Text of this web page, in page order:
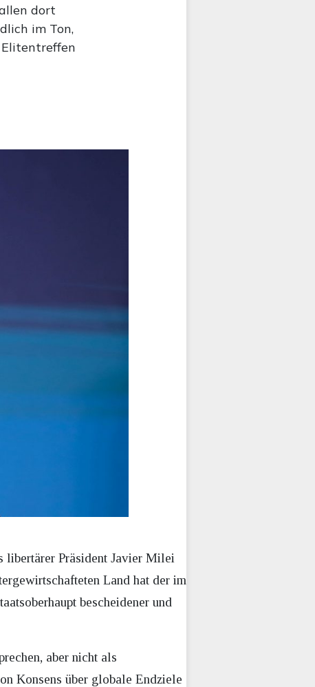
dort
im Ton,
libertärer Präsident Javier Milei
Land hat der im
bescheidener und
aber nicht als
Konsens über globale Endziele